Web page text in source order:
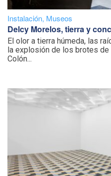
Instalación, Museos
Delcy Morelos, tierra y
El olor a tierra húmeda, las
la explosión de los brotes
Colón...